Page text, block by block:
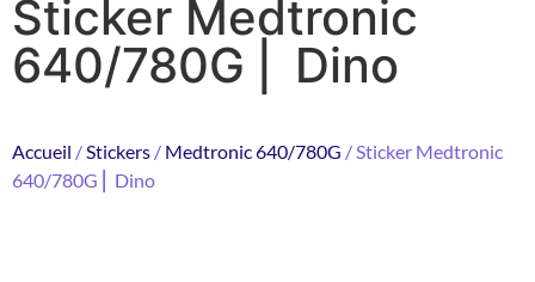
Sticker Medtronic
640/780G ⎜ Dino
Accueil /Stickers / Medtronic 640/780G / Sticker Medtronic
640/780G ⎜ Dino